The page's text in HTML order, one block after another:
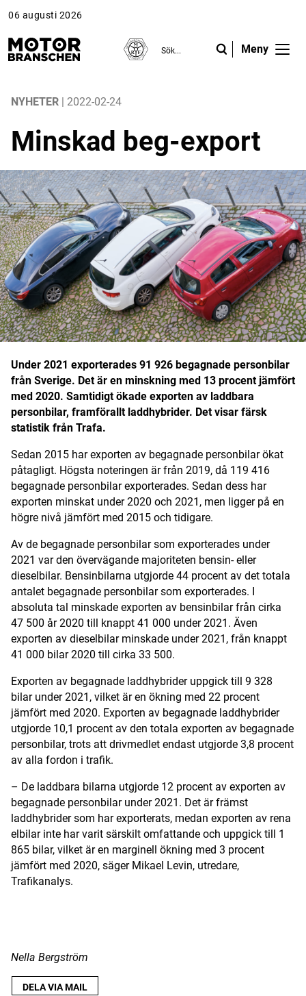
06 augusti 2026
Meny
Reportage
Folk & Företag
Fråga experterna
Platsbanken
Läs e-tidningen
Digital prenumeration
Annonsera
Om Motorbranschen
Nyhetsbrev
Det här är vi
Arbeta för oss
NYHETER | 2022-02-24
Minskad beg-export
Under 2021 exporterades 91 926 begagnade personbilar
från Sverige. Det är en minskning med 13 procent jämfört
med 2020. Samtidigt ökade exporten av laddbara
personbilar, framförallt laddhybrider. Det visar färsk
statistik från Trafa.
Sedan 2015 har exporten av begagnade personbilar ökat
påtagligt. Högsta noteringen är från 2019, då 119 416
begagnade personbilar exporterades. Sedan dess har
exporten minskat under 2020 och 2021, men ligger på en
högre nivå jämfört med 2015 och tidigare.
Av de begagnade personbilar som exporterades under
2021 var den övervägande majoriteten bensin- eller
dieselbilar. Bensinbilarna utgjorde 44 procent av det totala
antalet begagnade personbilar som exporterades. I
absoluta tal minskade exporten av bensinbilar från cirka
47 500 år 2020 till knappt 41 000 under 2021. Även
exporten av dieselbilar minskade under 2021, från knappt
41 000 bilar 2020 till cirka 33 500.
Exporten av begagnade laddhybrider uppgick till 9 328
bilar under 2021, vilket är en ökning med 22 procent
jämfört med 2020. Exporten av begagnade laddhybrider
utgjorde 10,1 procent av den totala exporten av begagnade
personbilar, trots att drivmedlet endast utgjorde 3,8 procent
av alla fordon i trafik.
– De laddbara bilarna utgjorde 12 procent av exporten av
begagnade personbilar under 2021. Det är främst
laddhybrider som har exporterats, medan exporten av rena
elbilar inte har varit särskilt omfattande och uppgick till 1
865 bilar, vilket är en marginell ökning med 3 procent
jämfört med 2020, säger Mikael Levin, utredare,
Trafikanalys.
Nella Bergström
DELA VIA MAIL